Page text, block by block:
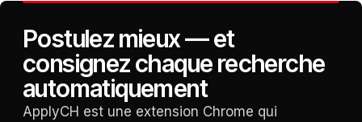
Postulez mieux — et
consignez chaque recherche
automatiquement
ApplyCH est une extension Chrome qui